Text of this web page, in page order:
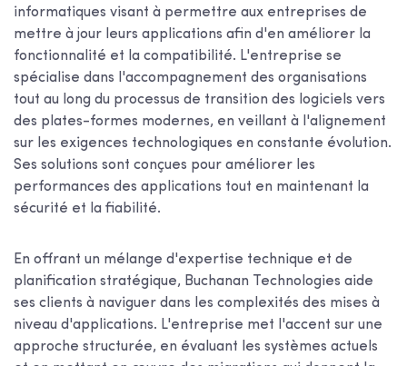
informatiques visant à permettre aux entreprises de
mettre à jour leurs applications afin d'en améliorer la
fonctionnalité et la compatibilité. L'entreprise se
spécialise dans l'accompagnement des organisations
tout au long du processus de transition des logiciels vers
des plates-formes modernes, en veillant à l'alignement
sur les exigences technologiques en constante évolution.
Ses solutions sont conçues pour améliorer les
performances des applications tout en maintenant la
sécurité et la fiabilité.
En offrant un mélange d'expertise technique et de
planification stratégique, Buchanan Technologies aide
ses clients à naviguer dans les complexités des mises à
niveau d'applications. L'entreprise met l'accent sur une
approche structurée, en évaluant les systèmes actuels